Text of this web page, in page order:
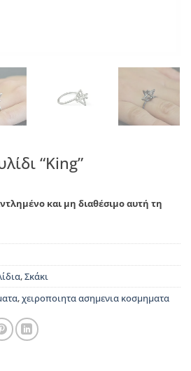
“King”
και μη διαθέσιμο αυτή τη
,Σκάκι
,χειροποιητα ασημενια κοσμηματα